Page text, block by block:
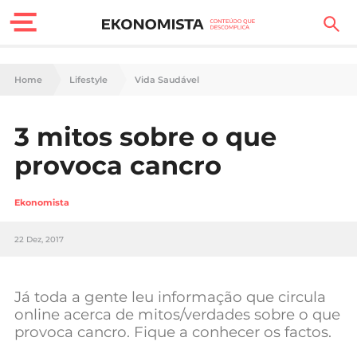
Finanças Pessoais
Carreira
Casa
Tecnologia
Negócios
Home Lifestyle Vida Saudável
3 mitos sobre o que
provoca cancro
Ekonomista
22 Dez, 2017
Já toda a gente leu informação que circula
online acerca de mitos/verdades sobre o que
provoca cancro. Fique a conhecer os factos.